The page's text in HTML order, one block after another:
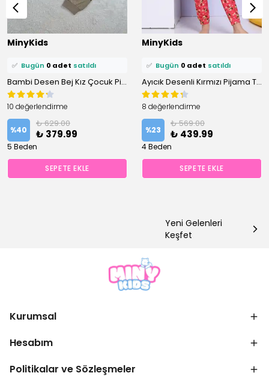
MinyKids
⭐️ Bu ürünü0 kişifavoriledi!
0 kişi
✅ Bugün 0 adet satıldı
Bambi Desen Bej Kız Çocuk Pijama Takım
10 değerlendirme
%40
₺ 629.00
₺ 379.99
5 Beden
SEPETE EKLE
MinyKids
Bu ürünü1 kişifavoriledi!
0 kişi
✅ Bugün 0 adet satıldı
Ayıcık Desenli Kırmızı Pijama Takımı
8 değerlendirme
%23
₺ 569.00
₺ 439.99
4 Beden
SEPETE EKLE
Yeni Gelenleri
Keşfet
Kurumsal
Hesabım
Politikalar ve Sözleşmeler